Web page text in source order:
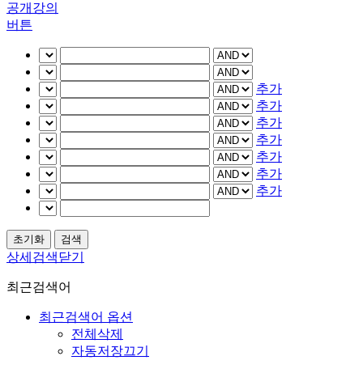
공개강의
버튼
추가
추가
추가
추가
추가
추가
추가
상세검색닫기
최근검색어
최근검색어 옵션
전체삭제
자동저장끄기